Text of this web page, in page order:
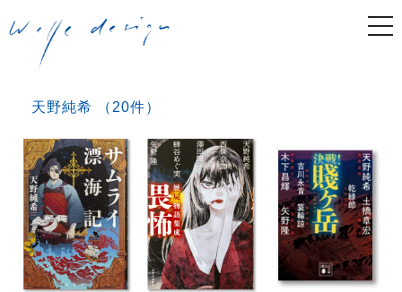
天野純希 （20件）